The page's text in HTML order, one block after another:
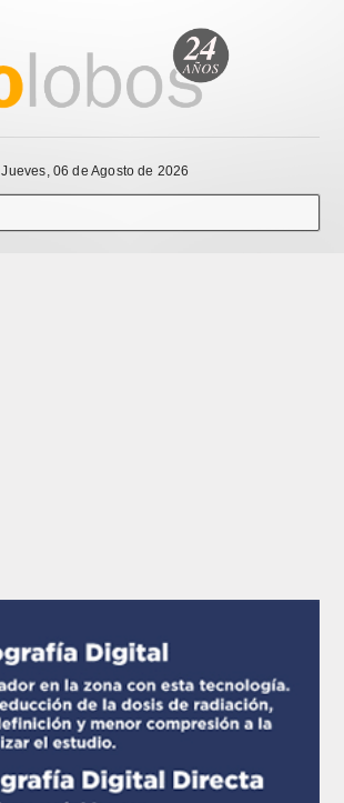
Jueves, 06 de Agosto de 2026